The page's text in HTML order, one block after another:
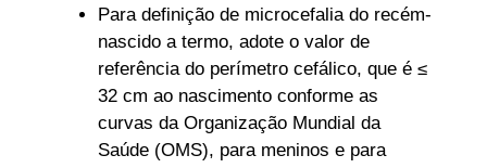
Para definição de microcefalia do recém-
nascido a termo, adote o valor de
referência do perímetro cefálico, que é ≤
32 cm ao nascimento conforme as
curvas da Organização Mundial da
Saúde (OMS), para meninos e para